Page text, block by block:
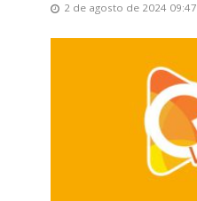
2 de agosto de 2024 09:47